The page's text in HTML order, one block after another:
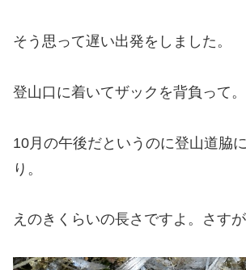
そう思って遅い出発をしました。
登山口に着いてザックを背負って。
10月の午後だというのに登山道脇
り。
えのきくらいの長さですよ。さすが